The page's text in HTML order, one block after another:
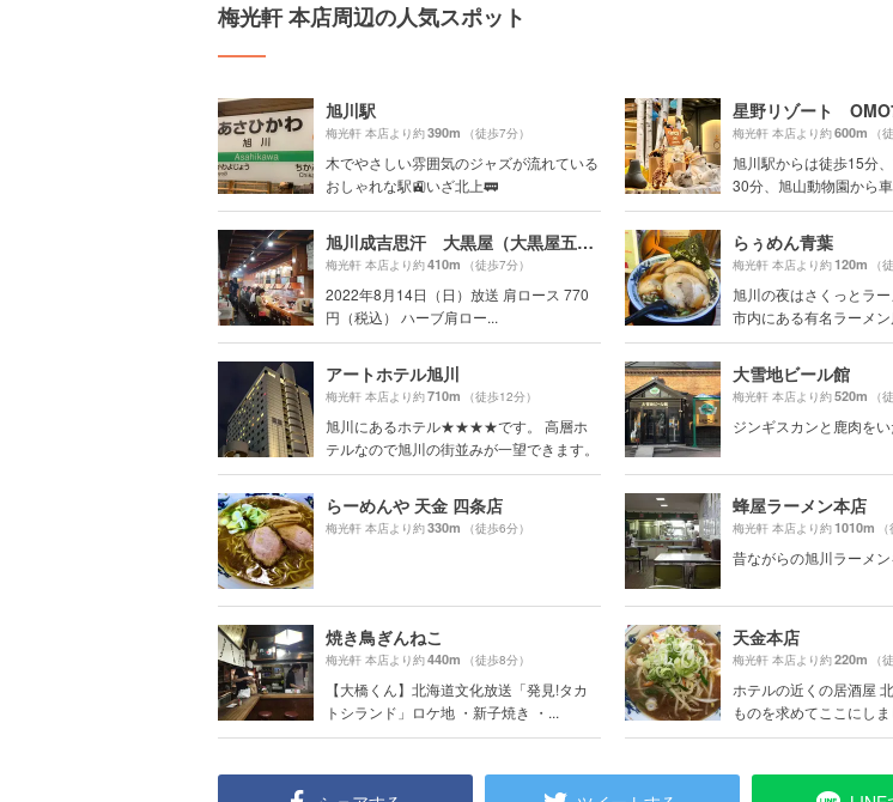
梅光軒 本店周辺の人気スポット
旭川駅
梅光軒 本店より約390m （徒歩7分）
木でやさしい雰囲気のジャズが流れている
おしゃれな駅🚉いざ北上🚃
星野リゾート
梅光軒 本店より約600m （
旭川駅からは徒歩15分
30分、旭山動物園から
旭川成吉思汗 大黒屋（大黒屋五丁目支店）
梅光軒 本店より約410m （徒歩7分）
2022年8月14日（日）放送 肩ロース 770
円（税込） ハーブ肩ロー...
らぅめん青葉
梅光軒 本店より約120m （
旭川の夜はさくっとラー
市内にある有名ラーメ
アートホテル旭川
梅光軒 本店より約710m （徒歩12分）
旭川にあるホテル★★★★です。 高層ホ
テルなので旭川の街並みが一望できます。
大雪地ビール館
梅光軒 本店より約520m （
ジンギスカンと鹿肉を
らーめんや 天金 四条店
梅光軒 本店より約330m （徒歩6分）
蜂屋ラーメン本店
梅光軒 本店より約1010m
昔ながらの旭川ラーメ
焼き鳥ぎんねこ
梅光軒 本店より約440m （徒歩8分）
【大橋くん】北海道文化放送「発見!タカ
トシランド」ロケ地 ・新子焼き ・...
天金本店
梅光軒 本店より約220m （
ホテルの近くの居酒屋
ものを求めてここにしま